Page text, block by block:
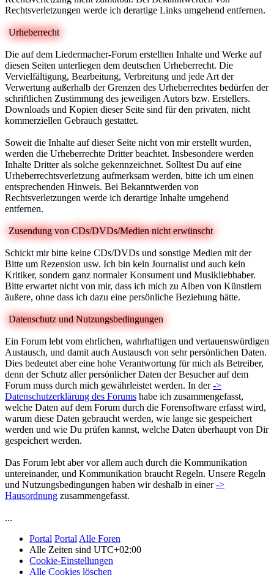
Rechtsverletzungen werde ich derartige Links umgehend entfernen.
Urheberrecht
Die auf dem Liedermacher-Forum erstellten Inhalte und Werke auf
diesen Seiten unterliegen dem deutschen Urheberrecht. Die
Vervielfältigung, Bearbeitung, Verbreitung und jede Art der
Verwertung außerhalb der Grenzen des Urheberrechtes bedürfen der
schriftlichen Zustimmung des jeweiligen Autors bzw. Erstellers.
Downloads und Kopien dieser Seite sind für den privaten, nicht
kommerziellen Gebrauch gestattet.
Soweit die Inhalte auf dieser Seite nicht von mir erstellt wurden,
werden die Urheberrechte Dritter beachtet. Insbesondere werden
Inhalte Dritter als solche gekennzeichnet. Solltest Du auf eine
Urheberrechtsverletzung aufmerksam werden, bitte ich um einen
entsprechenden Hinweis. Bei Bekanntwerden von
Rechtsverletzungen werde ich derartige Inhalte umgehend
entfernen.
Zusendung von CDs/DVDs/Medien nicht erwünscht
Schickt mir bitte keine CDs/DVDs und sonstige Medien mit der
Bitte um Rezension usw. Ich bin kein Journalist und auch kein
Kritiker, sondern ganz normaler Konsument und Musikliebhaber.
Bitte erwartet nicht von mir, dass ich mich zu Alben von Künstlern
äußere, ohne dass ich dazu eine persönliche Beziehung hätte.
Datenschutz und Nutzungsbedingungen
Ein Forum lebt vom ehrlichen, wahrhaftigen und vertauenswürdigen
Austausch, und damit auch Austausch von sehr persönlichen Daten.
Dies bedeutet aber eine hohe Verantwortung für mich als Betreiber,
denn der Schutz aller persönlicher Daten der Besucher auf dem
Forum muss durch mich gewährleistet werden. In der->
Datenschutzerklärung des Forums habe ich zusammengefasst,
welche Daten auf dem Forum durch die Forensoftware erfasst wird,
warum diese Daten gebraucht werden, wie lange sie gespeichert
werden und wie Du prüfen kannst, welche Daten überhaupt von Dir
gespeichert werden.
Das Forum lebt aber vor allem auch durch die Kommunikation
untereinander, und Kommunikation braucht Regeln. Unsere Regeln
und Nutzungsbedingungen haben wir deshalb in einer->
Hausordnung zusammengefasst.
...
Portal Portal Alle Foren
Alle Zeiten sind UTC+02:00
Cookie-Einstellungen
Alle Cookies löschen